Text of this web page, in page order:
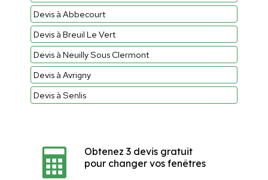
Devis à Abbecourt
Devis à Breuil Le Vert
Devis à Neuilly Sous Clermont
Devis à Avrigny
Devis à Senlis
Obtenez 3 devis gratuit
pour changer vos fenêtres